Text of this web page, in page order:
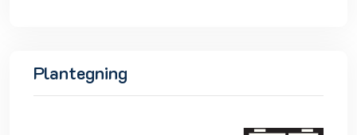
Plantegning